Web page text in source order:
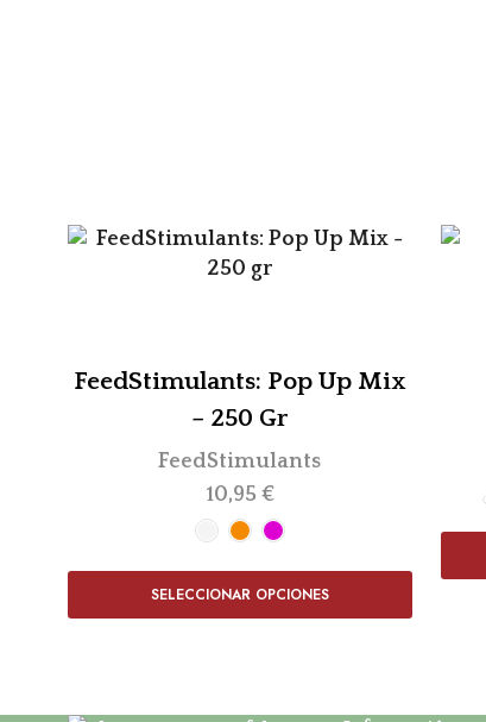
FeedStimulants: Pop Up Mix
– 250 Gr
FeedStimulants
10,95 €
SELECCIONAR OPCIONES